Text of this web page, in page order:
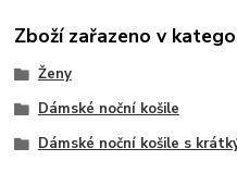
Zboží zařazeno v
Ženy
Dámské noční košile
Dámské noční košile s